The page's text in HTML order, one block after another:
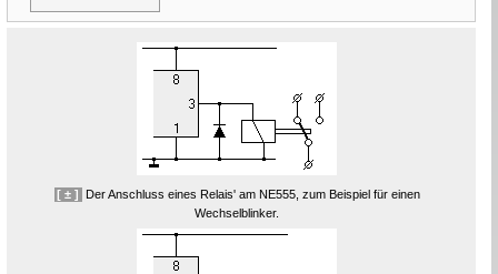
[ ± ] Der Anschluss eines Relais' am NE555, zum Beispiel für einen
Wechselblinker.